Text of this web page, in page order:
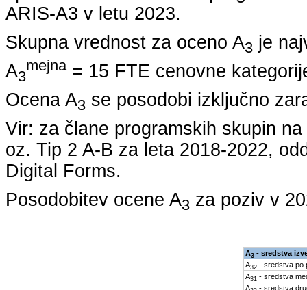
ARIS-A3 v letu 2023.
Skupna vrednost za oceno A3 je
A3
mejna= 15 FTE cenovne
Ocena A3 se posodobi izključno
Vir: za člane programskih skupin
oz. Tip 2 A-B za leta 2018-2022,
Digital Forms.
Posodobitev ocene A3 za poziv v
A3- sredstva
A32- sredstva po
A31 - sredstva
A
- sredstva